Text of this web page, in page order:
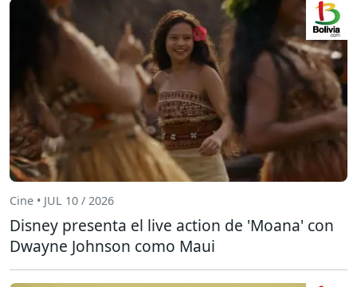
Cine • JUL 10 / 2026
Disney presenta el live action de 'Moana' con
Dwayne Johnson como Maui